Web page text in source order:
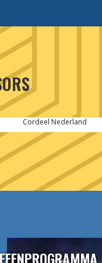
Cordeel Nederland